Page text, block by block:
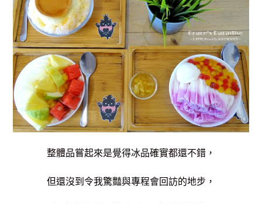
整體品嘗起來是覺得冰品確實都還不錯，
但還沒到令我驚豔與專程會回訪的地步，